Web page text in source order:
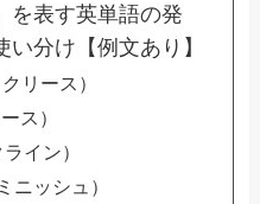
を表す英単語の発
分け【例文あり】
リース）
ス）
イン）
ニッシュ）